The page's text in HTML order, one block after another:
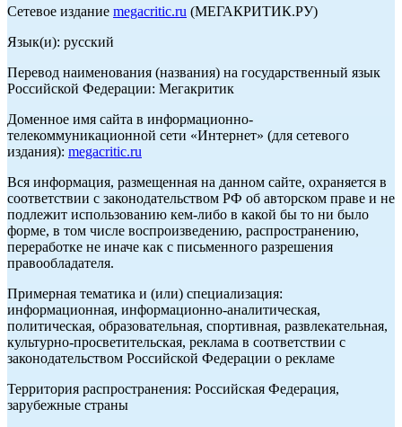
Сетевое издание megacritic.ru (МЕГАКРИТИК.РУ)
Язык(и): русский
Перевод наименования (названия) на государственный язык
Российской Федерации: Мегакритик
Доменное имя сайта в информационно-
телекоммуникационной сети «Интернет» (для сетевого
издания): megacritic.ru
Вся информация, размещенная на данном сайте, охраняется в
соответствии с законодательством РФ об авторском праве и не
подлежит использованию кем-либо в какой бы то ни было
форме, в том числе воспроизведению, распространению,
переработке не иначе как с письменного разрешения
правообладателя.
Примерная тематика и (или) специализация:
информационная, информационно-аналитическая,
политическая, образовательная, спортивная, развлекательная,
культурно-просветительская, реклама в соответствии с
законодательством Российской Федерации о рекламе
Территория распространения: Российская Федерация,
зарубежные страны